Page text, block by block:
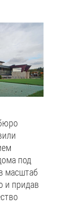
под
масштаб
и придав